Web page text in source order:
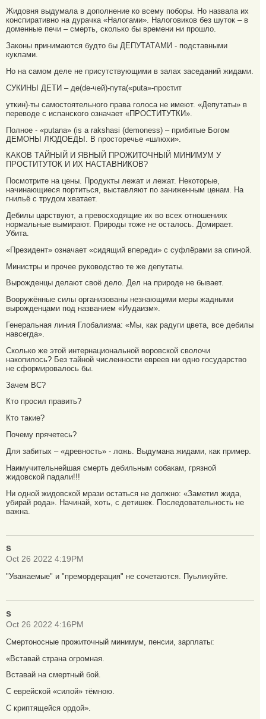
Жидовня выдумала в дополнение ко всему поборы. Но назвала их
конспиративно на дурачка «Налогами». Налоговиков без шуток – в
доменные печи – смерть, сколько бы времени ни прошло.
Законы принимаются будто бы ДЕПУТАТАМИ - подставными
куклами.
Но на самом деле не присутствующими в залах заседаний жидами.
СУКИНЫ ДЕТИ – де(de-чей)-пута(«puta»-простит
уткин)-ты самостоятельного права голоса не имеют. «Депутаты» в
переводе с испанского означает «ПРОСТИТУТКИ».
Полное - «putana» (is a rakshasi (demoness) – прибитые Богом
ДЕМОНЫ ЛЮДОЕДЫ. В просторечье «шлюхи».
КАКОВ ТАЙНЫЙ И ЯВНЫЙ ПРОЖИТОЧНЫЙ МИНИМУМ У
ПРОСТИТУТОК И ИХ НАСТАВНИКОВ?
Посмотрите на цены. Продукты лежат и лежат. Некоторые,
начинающиеся портиться, выставляют по заниженным ценам. На
гнильё с трудом хватает.
Дебилы царствуют, а превосходящие их во всех отношениях
нормальные вымирают. Природы тоже не осталось. Домирает.
Убита.
«Президент» означает «сидящий впереди» с суфлёрами за спиной.
Министры и прочее руководство те же депутаты.
Вырожденцы делают своё дело. Дел на природе не бывает.
Вооружённые силы организованы незнающими меры жадными
вырожденцами под названием «Иудаизм».
Генеральная линия Глобализма: «Мы, как радуги цвета, все дебилы
навсегда».
Сколько же этой интернациональной воровской сволочи
накопилось? Без тайной численности евреев ни одно государство
не сформировалось бы.
Зачем ВС?
Кто просил править?
Кто такие?
Почему прячетесь?
Для забитых – «древность» - ложь. Выдумана жидами, как пример.
Наимучительнейшая смерть дебильным собакам, грязной
жидовской падали!!!
Ни одной жидовской мрази остаться не должно: «Заметил жида,
убирай рода». Начинай, хоть, с детишек. Последовательность не
важна.
s
Oct 26 2022 4:19PM
"Уважаемые" и "премордерация" не сочетаются. Пуьликуйте.
s
Oct 26 2022 4:16PM
Смертоносные прожиточный минимум, пенсии, зарплаты:
«Вставай страна огромная.
Вставай на смертный бой.
С еврейской «силой» тёмною.
С криптящейся ордой».